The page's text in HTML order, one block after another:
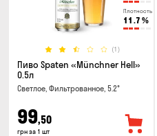
Плотность
11.7 %
(1)
Пиво Spaten «Münchner Hell»
0.5л
Светлое, Фильтрованное, 5.2°
99,50
грн за 1 шт